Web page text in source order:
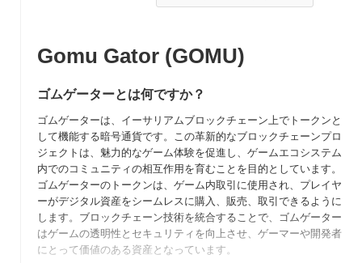
Gomu Gator (GOMU)
ゴムゲーターとは何ですか？
ゴムゲーターは、イーサリアムブロックチェーン上でトークンと
して機能する暗号通貨です。この革新的なブロックチェーンプロ
ジェクトは、魅力的なゲーム体験を促進し、ゲームエコシステム
内でのコミュニティの相互作用を育むことを目的としています。
ゴムゲーターのトークンは、ゲーム内取引に使用され、プレイヤ
ーがデジタル資産をシームレスに購入、販売、取引できるように
します。ブロックチェーン技術を統合することで、ゴムゲーター
はゲームの透明性とセキュリティを向上させ、ゲーマーや開発者
にとって価値のある資産となっています。